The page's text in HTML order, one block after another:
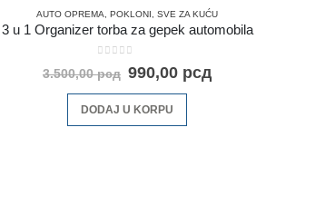
AUTO OPREMA POKLONI SVE ZA KUĆU
3 u 1 Organizer torba za gepek automobila
out of 5
3.500,00рсд 990,00 рсд
DODAJ U KORPU